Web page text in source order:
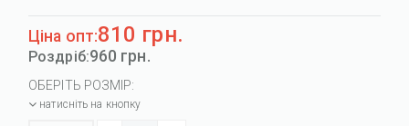
Ціна опт:810 грн.
Роздріб:960 грн.
ОБЕРІТЬ РОЗМІР:
натисніть на кнопку